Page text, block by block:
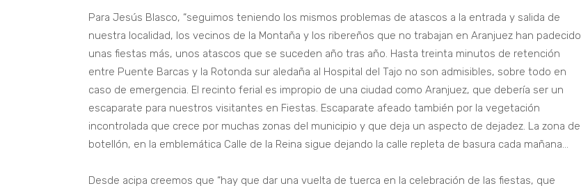
Para Jesús Blasco, “seguimos teniendo los mismos problemas de atascos a la entrada y salida de
nuestra localidad, los vecinos de la Montaña y los ribereños que no trabajan en Aranjuez han padecido
unas fiestas más, unos atascos que se suceden año tras año. Hasta treinta minutos de retención
entre Puente Barcas y la Rotonda sur aledaña al Hospital del Tajo no son admisibles, sobre todo en
caso de emergencia. El recinto ferial es impropio de una ciudad como Aranjuez, que debería ser un
escaparate para nuestros visitantes en Fiestas. Escaparate afeado también por la vegetación
incontrolada que crece por muchas zonas del municipio y que deja un aspecto de dejadez. La zona de
botellón, en la emblemática Calle de la Reina sigue dejando la calle repleta de basura cada mañana…
Desde acipa creemos que “hay que dar una vuelta de tuerca en la celebración de las fiestas, que